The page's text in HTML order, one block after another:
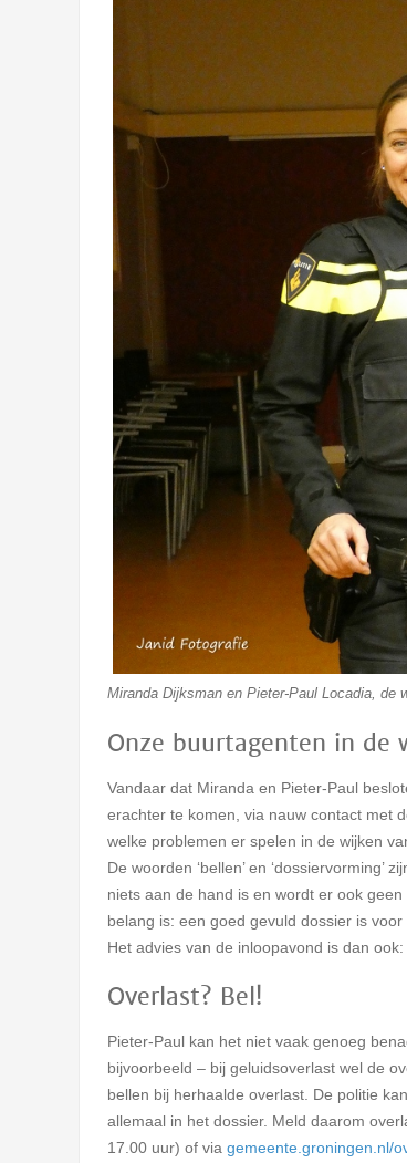
Miranda Dijksman en Pieter-Paul Locadia, de
Onze buurtagenten in de
Vandaar dat Miranda en Pieter-Paul
erachter te komen, via nauw contact met
welke problemen er spelen in de wijken
De woorden ‘bellen’ en
niets aan de hand is en wordt er ook
belang is: een goed gevuld dossier is
Het advies van de inloopavond is dan ook:
Overlast? Bel!
Pieter-Paul kan het niet vaak genoeg
bijvoorbeeld – bij geluidsoverlast wel de
bellen bij herhaalde overlast. De politie
allemaal in het dossier. Meld daarom
17.00 uur) of via gemeente.groningen.nl/